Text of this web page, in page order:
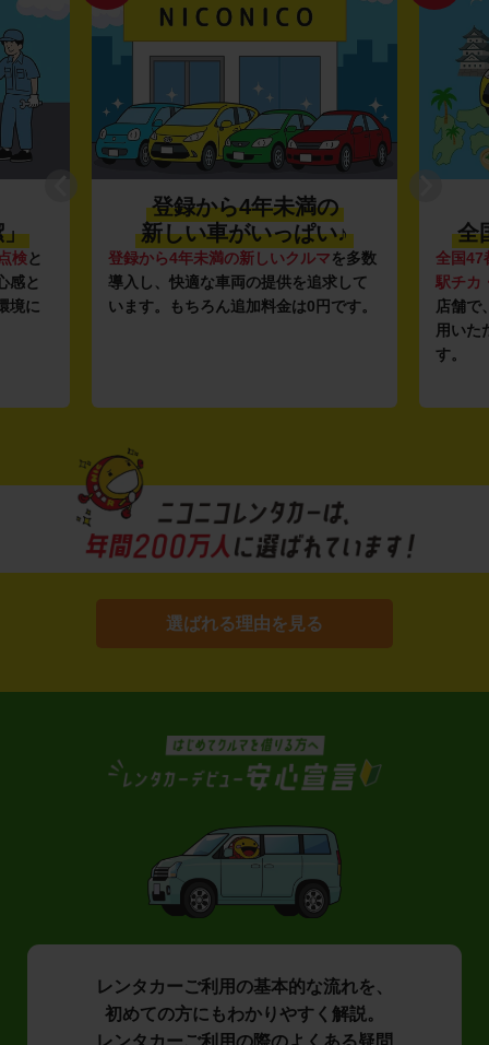
」
検と
感と
境に
登録から4年未満の
新しい車がいっぱい♪
登録から4年未満の新しいクルマを多数
導入し、快適な車両の提供を追求して
います。もちろん追加料金は0円です。
全
全国47
駅チカ
店舗で
用いた
す。
選ばれる理由を見る
レンタカーご利用の基本的な流れを、
初めての方にもわかりやすく解説。
レンタカーご利用の際のよくある疑問